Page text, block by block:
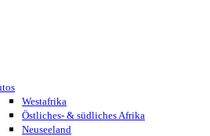
Westafrika
Östliches- & südliches Afrika
Neuseeland